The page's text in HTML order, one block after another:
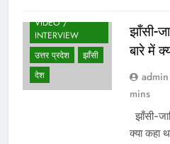
VIDEO /
INTERVIEW
उत्तर प्रदेश
झाँसी
देश
झाँसी-
बारे में
admin
mins
झाँसी-
क्या कहा